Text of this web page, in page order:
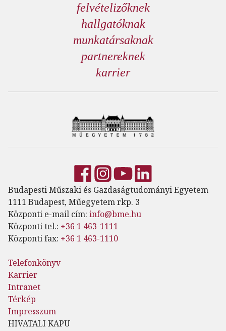
felvételizőknek
hallgatóknak
munkatársaknak
partnereknek
karrier
Budapesti Műszaki és Gazdaságtudományi Egyetem
1111 Budapest, Műegyetem rkp. 3
Központi e-mail cím: info@bme.hu
Központi tel.: +36 1 463-1111
Központi fax: +36 1 463-1110
Telefonkönyv
Karrier
Intranet
Térkép
Impresszum
HIVATALI KAPU